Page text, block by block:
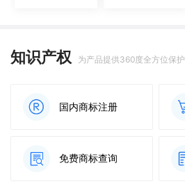
知识产权 为产品提供360度全方位保护
国内商标注册
免费商标查询